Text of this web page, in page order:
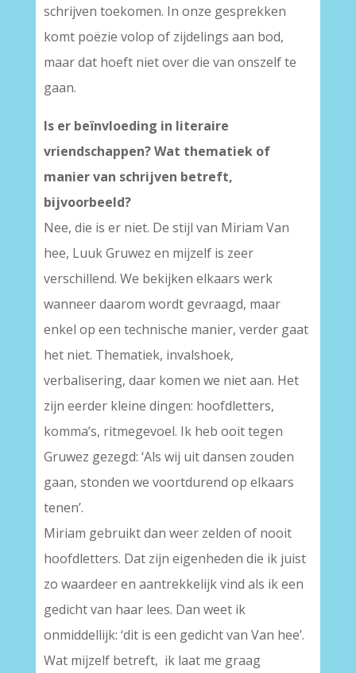
schrijven toekomen. In onze gesprekken
komt poëzie volop of zijdelings aan bod,
maar dat hoeft niet over die van onszelf te
gaan.
Is er beïnvloeding in literaire
vriendschappen? Wat thematiek of
manier van schrijven betreft,
bijvoorbeeld?
Nee, die is er niet. De stijl van Miriam Van
hee, Luuk Gruwez en mijzelf is zeer
verschillend. We bekijken elkaars werk
wanneer daarom wordt gevraagd, maar
enkel op een technische manier, verder gaat
het niet. Thematiek, invalshoek,
verbalisering, daar komen we niet aan. Het
zijn eerder kleine dingen: hoofdletters,
komma’s, ritmegevoel. Ik heb ooit tegen
Gruwez gezegd: ‘Als wij uit dansen zouden
gaan, stonden we voortdurend op elkaars
tenen’.
Miriam gebruikt dan weer zelden of nooit
hoofdletters. Dat zijn eigenheden die ik juist
zo waardeer en aantrekkelijk vind als ik een
gedicht van haar lees. Dan weet ik
onmiddellijk: ‘dit is een gedicht van Van hee’.
Wat mijzelf betreft, ik laat me graag